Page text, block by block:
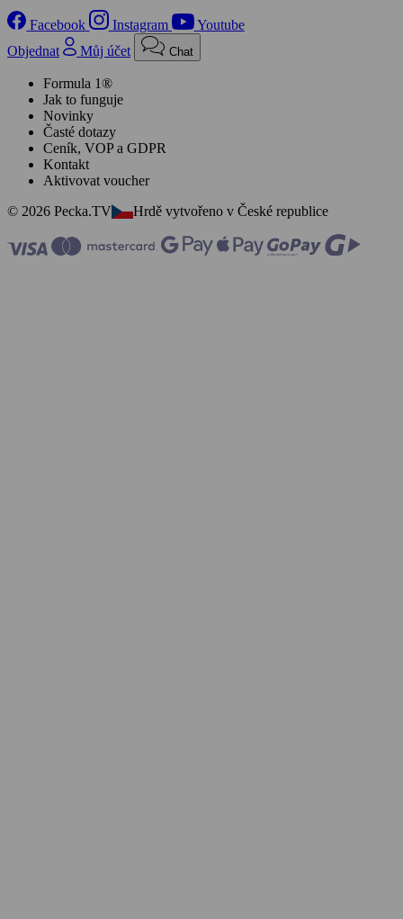
Facebook Instagram
Youtube
Objednat
Můj účet Chat
Formula 1®
Jak to funguje
Novinky
Časté dotazy
Ceník, VOP a GDPR
Kontakt
Aktivovat voucher
© 2026 Pecka.TV
Hrdě vytvořeno v České republice